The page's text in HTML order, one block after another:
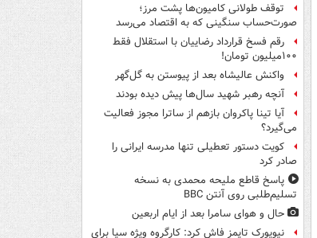
توقف طولانی کامیون‌ها پشت مرز؛
صورت‌حساب سنگینی که به اقتصاد می‌رسد
رقم فسخ قرارداد رضاییان با استقلال فقط
۱۰۰میلیون تومان!
واکنش عالیشاه بعد از پیوستن به گل‌گهر
آنچه رهبر شهید سال‌ها پیش دیده بودند
آیا تینا پاکروان بازهم از ساترا مجوز فعالیت
می‌گیرد؟
کویت دستور تعطیلی تنها مدرسه ایرانی را
صادر کرد
پاسخ قاطع ملیحه محمدی به نسخه
تسلیم‌طلبی روی آنتن BBC
حال و هوای سامرا بعد از ایام اربعین
نیویورک تایمز فاش کرد: کارگروه ویژه سیا برای